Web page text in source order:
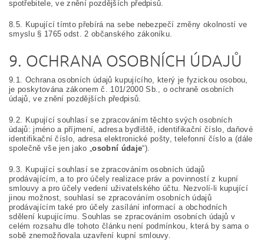
spotřebitele, ve znění pozdějších předpisů.
8.5. Kupující tímto přebírá na sebe nebezpečí změny okolností ve
smyslu § 1765 odst. 2 občanského zákoníku.
9. OCHRANA OSOBNÍCH ÚDAJŮ
9.1. Ochrana osobních údajů kupujícího, který je fyzickou osobou,
je poskytována zákonem č. 101/2000 Sb., o ochraně osobních
údajů, ve znění pozdějších předpisů.
9.2. Kupující souhlasí se zpracováním těchto svých osobních
údajů: jméno a příjmení, adresa bydliště, identifikační číslo, daňové
identifikační číslo, adresa elektronické pošty, telefonní číslo a (dále
společně vše jen jako „osobní údaje“).
9.3. Kupující souhlasí se zpracováním osobních údajů
prodávajícím, a to pro účely realizace práv a povinností z kupní
smlouvy a pro účely vedení uživatelského účtu. Nezvolí-li kupující
jinou možnost, souhlasí se zpracováním osobních údajů
prodávajícím také pro účely zasílání informací a obchodních
sdělení kupujícímu. Souhlas se zpracováním osobních údajů v
celém rozsahu dle tohoto článku není podmínkou, která by sama o
sobě znemožňovala uzavření kupní smlouvy.